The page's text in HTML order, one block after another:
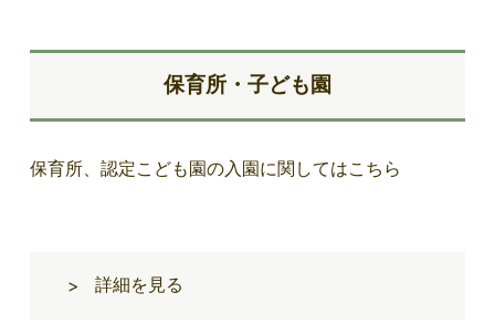
保育所・子ども園
保育所、認定こども園の入園に関してはこちら
> 詳細を見る